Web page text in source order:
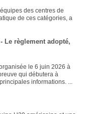
des centres de
de ces catégories, a
Le règlement adopté,
le 6 juin 2026 à
qui débutera à
informations. ...